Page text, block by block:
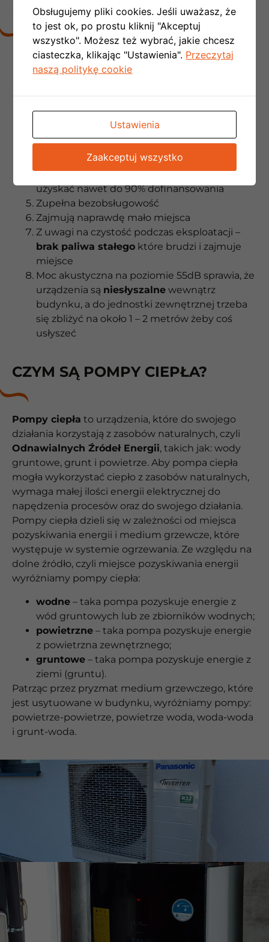
PODWAJA:
Nie ma konieczności tworzenia kotłowni,
rezygnujemy z kominów spalinowych
kosztownej instalacji gazowej do budynku
Funkcję chłodzenia domu otrzymujemy
dodatkowo
Dzięki programom rządowymmożna
uzyskać nawet do 90% dofinansowania
Zupełna bezobsługowość
Zajmują naprawdę mało miejsca
Z uwagi na czystość podczas eksploatacji –
brak paliwa stałego które brudzi i zajmuje
miejsce
Moc akustyczna na poziomie 55dB sprawia, że
urządzenia są niesłyszalne wewnątrz
budynku, a do jednostki zewnętrznej trzeba
się zbliżyć na około 1 – 2 metrów żeby coś
usłyszeć
CZYM SĄ POMPY CIEPŁA?
Pompy ciepła to urządzenia, które do swojego
działania korzystają z zasobów naturalnych, czyli
Odnawialnych Źródeł Energii, takich jak: wody
gruntowe, grunt i powietrze. Aby pompa ciepła
mogła wykorzystać ciepło z zasobów naturalnych,
wymaga małej ilości energii elektrycznej do
napędzenia procesów oraz do swojego działania.
Pompy ciepła dzieli się w zależności od miejsca
pozyskiwania energii i medium grzewcze, które
występuje w systemie ogrzewania. Ze względu na
dolne źródło, czyli miejsce pozyskiwania energii
wyróżniamy pompy ciepła:
wodne – taka pompa pozyskuje energie z
wód gruntowych lub ze zbiorników wodnych;
powietrzne – taka pompa pozyskuje energie
z powietrzna zewnętrznego;
gruntowe – taka pompa pozyskuje energie z
ziemi (gruntu).
Patrząc przez pryzmat medium grzewczego, które
jest usytuowane w budynku, wyróżniamy pompy:
powietrze-powietrze, powietrze woda, woda-woda
i grunt-woda.
Obsługujemy pliki cookies. Jeśli uważasz, że
to jest ok, po prostu kliknij "Akceptuj
wszystko". Możesz też wybrać, jakie chcesz
ciasteczka, klikając "Ustawienia". Przeczytaj
naszą politykę cookie
Ustawienia
Zaakceptuj wszystko